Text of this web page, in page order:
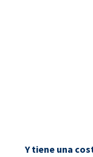
Y tiene una